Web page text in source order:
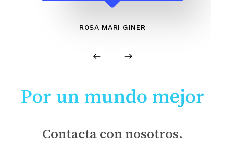
ROSA MARI GINER
Por un mundo mejor
Contacta con nosotros.